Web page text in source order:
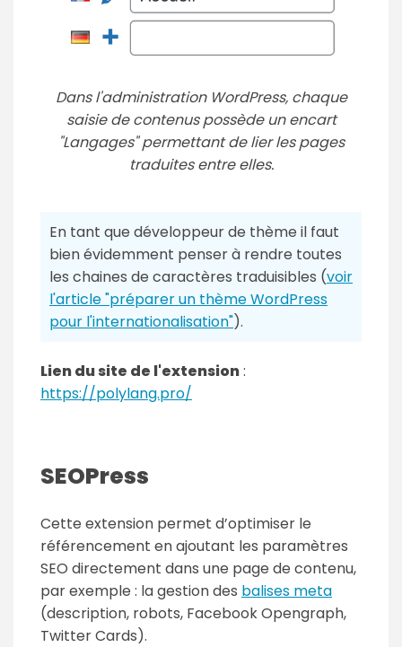
Dans l'administration WordPress, chaque
saisie de contenus possède un encart
"Langages" permettant de lier les pages
traduites entre elles.
En tant que développeur de thème il faut
bien évidemment penser à rendre toutes
les chaines de caractères traduisibles (voir
l'article "préparer un thème WordPress
pour l'internationalisation").
Lien du site de l'extension:
https://polylang.pro/
SEOPress
Cette extension permet d’optimiser le
référencement en ajoutant les paramètres
SEO directement dans une page de contenu,
par exemple : la gestion des balises meta
(description, robots, Facebook Opengraph,
Twitter Cards).